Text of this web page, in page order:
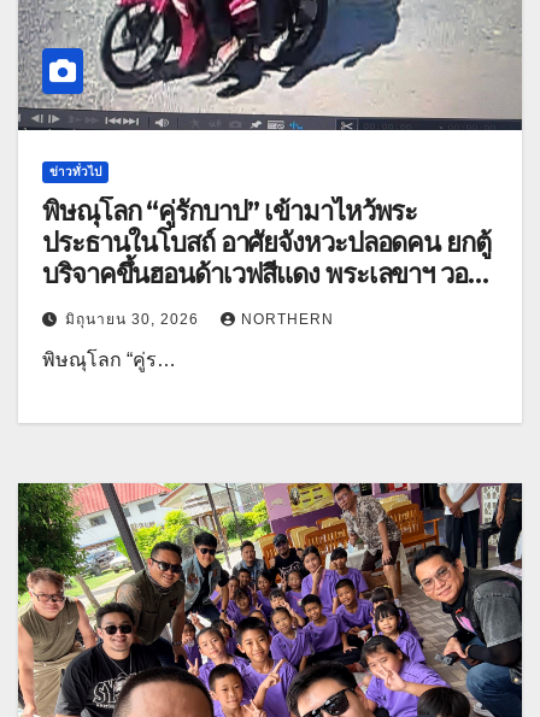
ข่าวทั่วไป
พิษณุโลก “คู่รักบาป” เข้ามาไหว้พระ
ประธานในโบสถ์ อาศัยจังหวะปลอดคน ยกตู้
บริจาคขึ้นฮอนด้าเวฟสีแดง พระเลขาฯ วอน
ตำรวจเร่งตามจับ(คลิป)
มิถุนายน 30, 2026 NORTHERN
พิษณุโลก “คู่ร…